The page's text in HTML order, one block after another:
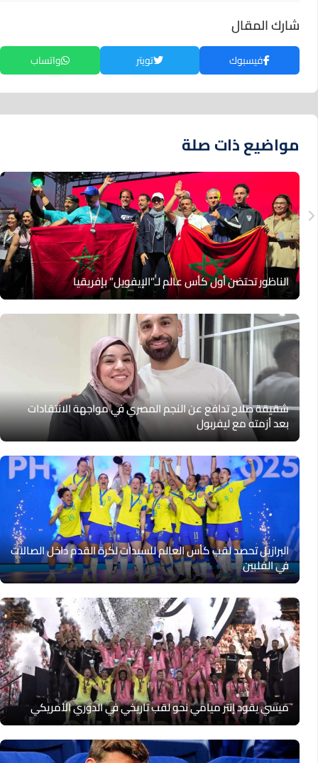
شارك المقال
فيسبوك تويتر واتساب
مواضيع ذات صلة
الناظور تحتضن أول كأس عالم لـ”الإيفويل” بإفريقيا
شقيقة صلاح تدافع عن النجم المصري في مواجهة الانتقادات
بعد أزمته مع ليفربول
البرازيل تحصد لقب كأس العالم للسيدات لكرة القدم داخل الصالات
في الفلبين
ميسي يقود إنتر ميامي نحو لقب تاريخي في الدوري الأمريكي